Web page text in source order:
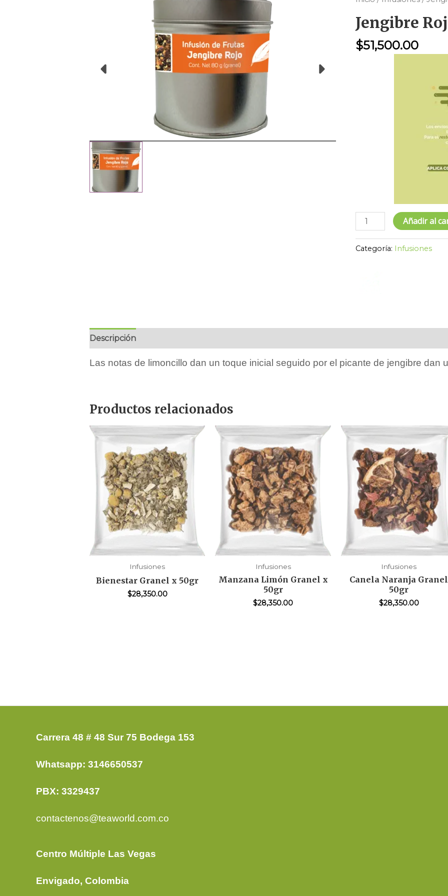
Jengibre
$51,500.00
Tarro
x
80gr
Añadir al
Categoría: Infusiones
Descripción
Las notas de limoncillo dan un toque inicial seguido por el picante de jengibre dan
Productos relacionados
Infusiones
Bienestar Granel x 50gr
$28,350.00
Infusiones
Manzana Limón Granel x
50gr
$28,350.00
Infusiones
Canela Naranja Granel
50gr
$28,350.00
Carrera 48 # 48 Sur 75 Bodega 153
Whatsapp: 3146650537
PBX: 3329437
contactenos@teaworld.com.co
Centro Múltiple Las Vegas
Envigado, Colombia